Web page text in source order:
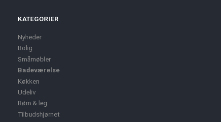
KATEGORIER
Nyheder
Bolig
Småmøbler
Badeværelse
Køkken
Udeliv
Børn & leg
Tilbudshjørnet